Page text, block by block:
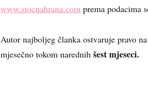
www.stocnahrana.com prema podacima
Autor najboljeg članka ostvaruje pravo
mjesečno tokom narednih šest mjeseci.